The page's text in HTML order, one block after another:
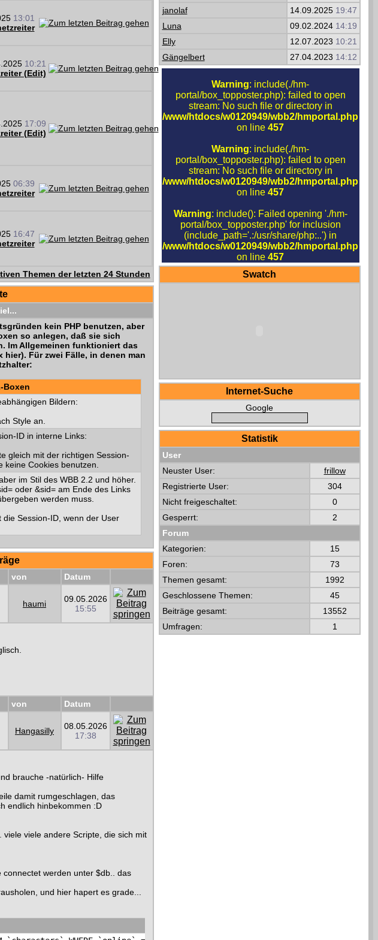
13:01
10:21
(Edit)
17:09
(Edit)
06:39
16:47
Themen der letzten 24 Stunden
kein PHP benutzen, aber
so anlegen, daß sie sich
Im Allgemeinen funktioniert das
Für zwei Fälle, in denen man
Boxen
Bildern:
Style an.
ID in interne Links:
gleich mit der richtigen Session-
keine Cookies benutzen.
im Stil des WBB 2.2 und höher.
oder &sid= am Ende des Links
werden muss.
Session-ID, wenn der User
von Datum
haumi
09.05.2026
15:55
von Datum
Hangasilly
08.05.2026
17:38
brauche -natürlich- Hilfe
damit rumgeschlagen, das
endlich hinbekommen :D
viele andere Scripte, die sich mit
werden unter $db.. das
und hier hapert es grade...
janolaf
14.09.2025 19:47
Luna
09.02.2024 14:19
Elly
12.07.2023 10:21
Gängelbert
27.04.2023 14:12
Warning: include(./hm-
portal/box_topposter.php): failed to open
stream: No such file or directory in
/www/htdocs/w0120949/wbb2/hmportal.php
on line457
Warning: include(./hm-
portal/box_topposter.php): failed to open
stream: No such file or directory in
/www/htdocs/w0120949/wbb2/hmportal.php
on line457
Warning: include(): Failed opening './hm-
portal/box_topposter.php' for inclusion
(include_path='.:/usr/share/php:..') in
/www/htdocs/w0120949/wbb2/hmportal.php
on line457
Swatch
Internet-Suche
Google
Statistik
User
Neuster User:
frillow
Registrierte User:
304
Nicht freigeschaltet:
0
Gesperrt:
2
Forum
Kategorien:
15
Foren:
73
Themen gesamt:
1992
Geschlossene Themen:
45
Beiträge gesamt:
13552
Umfragen:
1